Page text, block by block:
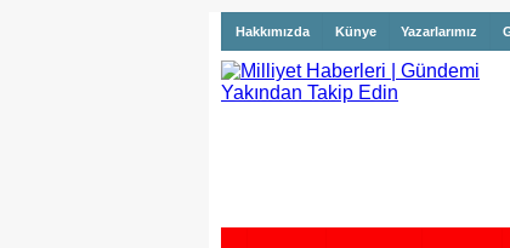
Hakkımızda Künye Yazarlarımız